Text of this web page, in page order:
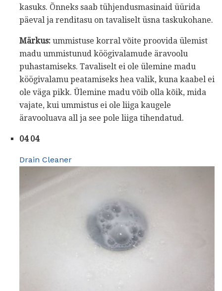
kasuks. Õnneks saab tühjendusmasinaid üürida
päeval ja renditasu on tavaliselt üsna taskukohane.
Märkus: ummistuse korral võite proovida ülemist
madu ummistunud köögivalamude äravoolu
puhastamiseks. Tavaliselt ei ole ülemine madu
köögivalamu peatamiseks hea valik, kuna kaabel ei
ole väga pikk. Ülemine madu võib olla kõik, mida
vajate, kui ummistus ei ole liiga kaugele
äravooluava all ja see pole liiga tihendatud.
04 04
Drain Cleaner